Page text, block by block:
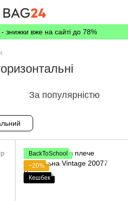
знижки вже на сайті до 78%
За популярністю
BackToSchool
−20%
Кешбек